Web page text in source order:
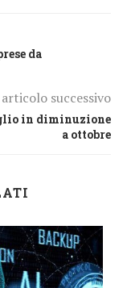
da
articolo successivo
in diminuzione
a ottobre